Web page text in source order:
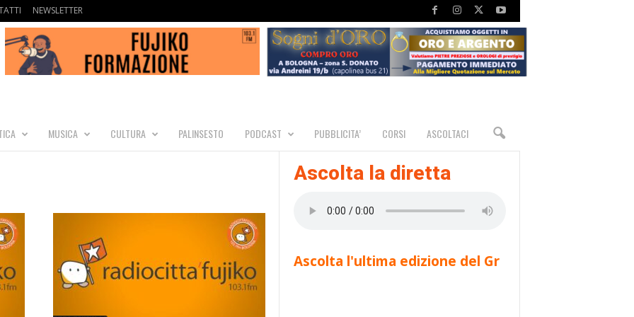
NEWSLETTER
MUSICA CULTURA PALINSESTO PODCAST PUBBLICITA’ CORSI ASCOLTACI
Ascolta la diretta
Ascolta l'ultima edizione del Gr